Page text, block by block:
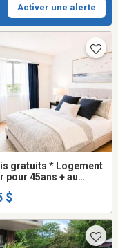
Activer une alerte
gratuits * Logement
pour 45ans + au
$